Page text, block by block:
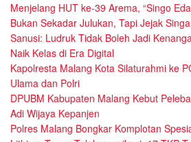
Menjelang HUT ke-39 Arema, “Singo
Bukan Sekadar Julukan, Tapi Jejak
Sanusi: Ludruk Tidak Boleh Jadi
Naik Kelas di Era Digital
Kapolresta Malang Kota Silaturahmi ke
Ulama dan Polri
DPUBM Kabupaten Malang Kebut
Adi Wijaya Kepanjen
Polres Malang Bongkar Komplotan